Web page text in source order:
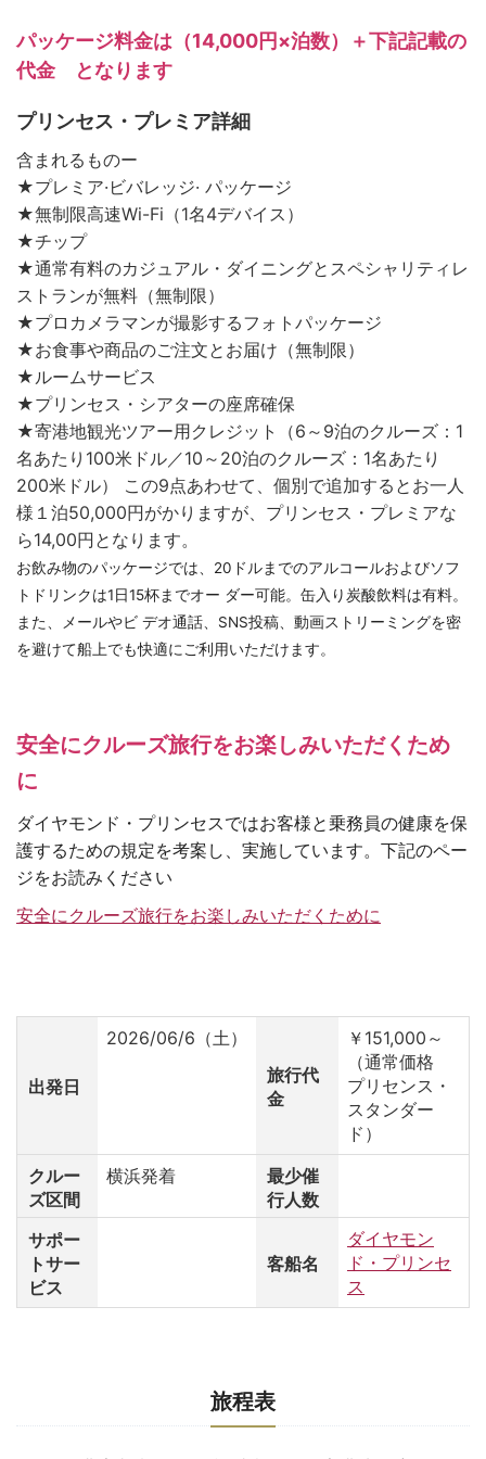
パッケージ料金は（14,000円×泊数）＋下記記載の
代金 となります
プリンセス・プレミア詳細
含まれるものー
★プレミア·ビバレッジ· パッケージ
★無制限高速Wi-Fi（1名4デバイス）
★チップ
★通常有料のカジュアル・ダイニングとスペシャリティレ
ストランが無料（無制限）
★プロカメラマンが撮影するフォトパッケージ
★お食事や商品のご注文とお届け（無制限）
★ルームサービス
★プリンセス・シアターの座席確保
★寄港地観光ツアー用クレジット（6～9泊のクルーズ：1
名あたり100米ドル／10～20泊のクルーズ：1名あたり
200米ドル） この9点あわせて、個別で追加するとお一人
様１泊50,000円がかりますが、プリンセス・プレミアな
ら14,00円となります。
お飲み物のパッケージでは、20ドルまでのアルコールおよびソフ
トドリンクは1日15杯までオー ダー可能。缶入り炭酸飲料は有料。
また、メールやビ デオ通話、SNS投稿、動画ストリーミングを密
を避けて船上でも快適にご利用いただけます。
安全にクルーズ旅行をお楽しみいただくため
に
ダイヤモンド・プリンセスではお客様と乗務員の健康を保
護するための規定を考案し、実施しています。下記のペー
ジをお読みください
安全にクルーズ旅行をお楽しみいただくために
出発日
2026/06/6（土）
旅行代
金
￥151,000～
（通常価格
プリセンス・
スタンダー
ド）
クルー
ズ区間
横浜発着
最少催
行人数
サポー
トサー
ビス
客船名
ダイヤモン
ド・プリンセ
ス
旅程表